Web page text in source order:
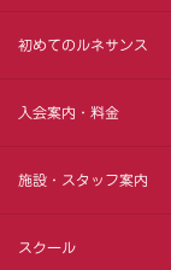
初めてのルネサンス
入会案内・料金
施設・スタッフ案内
スクール